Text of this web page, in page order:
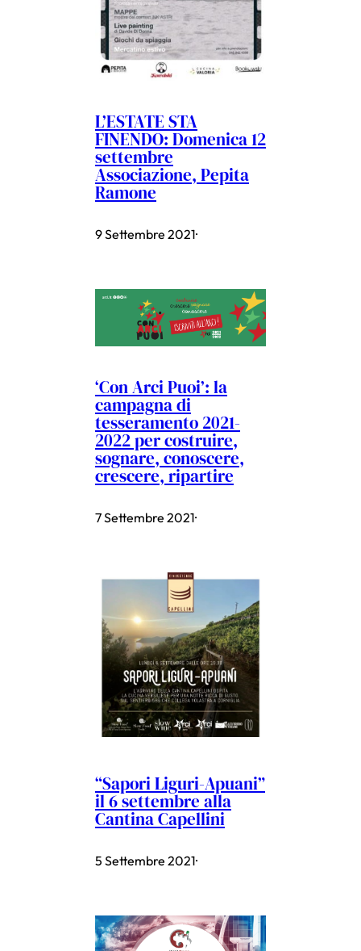
L’ESTATE STA
FINENDO: Domenica 12
settembre
Associazione, Pepita
Ramone
9 Settembre 2021·
‘Con Arci Puoi’: la
campagna di
tesseramento 2021-
2022 per costruire,
sognare, conoscere,
crescere, ripartire
7 Settembre 2021·
“Sapori Liguri-Apuani”
il 6 settembre alla
Cantina Capellini
5 Settembre 2021·